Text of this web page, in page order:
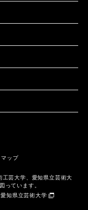
ップ
芸大学、愛知県立芸術大
っています。
愛知県立芸術大学